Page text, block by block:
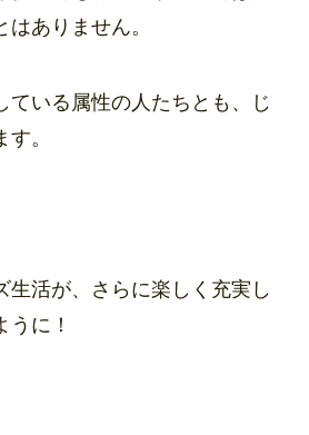
ありません。
ている属性の人たちとも、じ
。
生活が、さらに楽しく充実し
に！